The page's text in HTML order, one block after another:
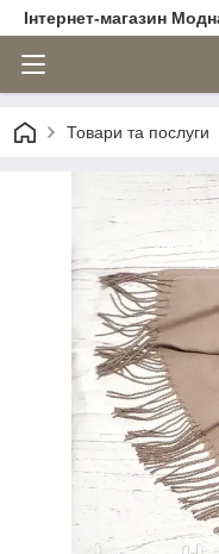
Інтернет-магазин
Товари та послуги